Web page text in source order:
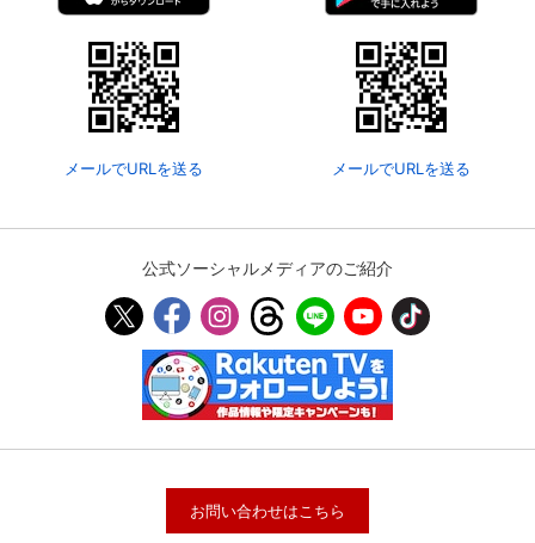
メールでURLを送る メールでURLを送る
公式ソーシャルメディアのご紹介
お問い合わせはこちら